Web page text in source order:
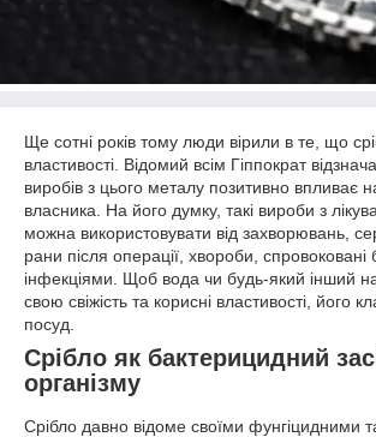
Ще сотні років тому люди вірили в те, що
властивості. Відомий всім Гіппократ
виробів з цього металу позитивно впливає
власника. На його думку, такі вироби з
можна використовувати від захворювань,
рани після операції, хвороби, спровоковані
інфекціями. Щоб вода чи будь-який інший
свою свіжість та корисні властивості, його
посуд.
Срібло як бактерицидний
організму
Срібло давно відоме своїми фунгіцидними